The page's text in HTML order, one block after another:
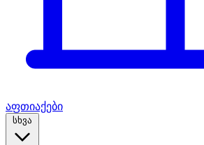
აფთიაქები
სხვა